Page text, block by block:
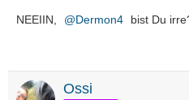
NEEIIN, Dermon4 bist Du
Ossi